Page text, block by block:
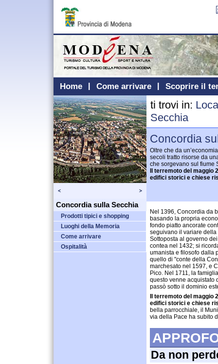
Home Come arrivare Scoprire il
Concordia sulla Secchia
Prodotti tipici e shopping
Luoghi della Memoria
Come arrivare
Ospitalità
ti trovi in:
Secchia
Concordia
Oltre che da
secoli tratto risorse da
che sorgevano sul fiume
Il terremoto del
edifici storici e chiese
Nel 1396, Concordia da
basando la propria
fondo piatto ancorate
seguivano il variare
Sottoposta al governo
contea nel 1432; si
umanista e filosofo dalla
quello di "conte della
marchesato nel 1597, e
Pico. Nel 1711, la
questo venne acquistato
passò sotto il dominio
Il terremoto del
edifici storici e chiese
bella parrocchiale, il
via della Pace ha subito
Da non